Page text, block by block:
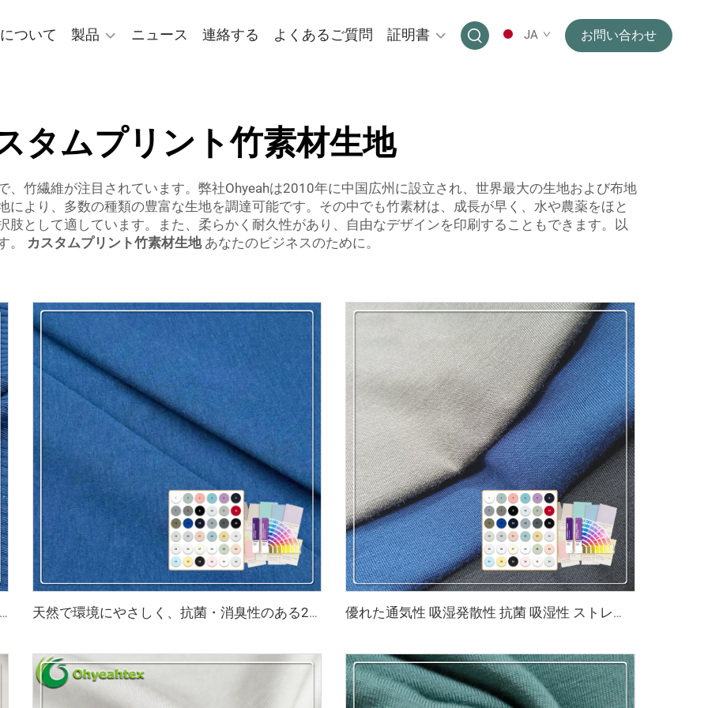
ついて 製品 ニュース 連絡する よくあるご質問 証明書 JA お問い合わせ
タムプリント竹素材生地
、竹繊維が注目されています。弊社Ohyeahは2010年に中国広州に設立され、世界最大の生地および布地
より、多数の種類の豊富な生地を調達可能です。その中でも竹素材は、成長が早く、水や農薬をほと
肢として適しています。また、柔らかく耐久性があり、自由なデザインを印刷することもできます。以
。
カスタムプリント竹素材生地 あなたのビジネスのために。
抗菌・消臭 200gsm 竹95% スパンデックス5% 3×3 リブ生地 身体を引き締める下着に適しています 天然で環境にやさしく、抗菌・消臭性のある290gsm 63% バンブー、27% オーガニックコットン、10% スパンデックスのジャージー生地は、高級スポーツウォームウェアに最適です 優れた通気性 吸湿発散性 抗菌 吸湿性 ストレッチ性 環境にやさしいバンブー生地 生地用